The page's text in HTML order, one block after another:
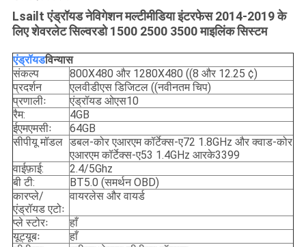
Lsailt एंड्रॉयड नेविगेशन मल्टीमीडिया इंटरफेस 2014-2019 के
लिए शेवरलेट सिल्वरडो 1500 2500 3500 माइलिंक सिस्टम
एंड्रॉयडविन्यास
संकल्प
800X480 और 1280X480 ((8 और 12.25 ¢)
प्रदर्शन
एलवीडीएस डिजिटल ((नवीनतम चिप)
प्रणालीः
एंड्रॉयड ओएस10
रैम:
4GB
ईएमएमसीः
64GB
सीपीयू मॉडल डबल-कोर एआरएम कॉर्टेक्स-ए72 1.8GHz और क्वाड-कोर
एआरएम कॉर्टेक्स-ए53 1.4GHz आरके3399
वाईफ़ाई:
2.4/5Ghz
बी टी:
BT5.0 (समर्थन OBD)
कारप्ले/
एंड्रॉयड एटोः
वायरलेस और वायर्ड
प्ले स्टोरः
हाँ
यूट्यूबः
हाँ